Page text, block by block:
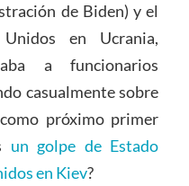
de Biden) y el
en Ucrania,
a funcionarios
casualmente sobre
próximo primer
un golpe de Estado
en Kiev?